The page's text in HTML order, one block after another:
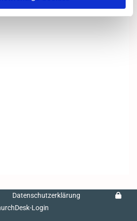
Datenschutzerklärung
Login